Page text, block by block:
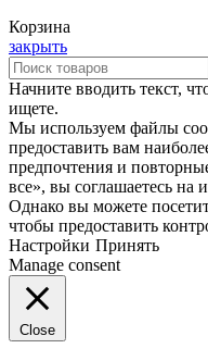
Корзина
закрыть
Начните вводить текст,
ищете.
Мы используем файлы
предоставить вам
предпочтения и
все», вы соглашаетесь
Однако вы можете
чтобы предоставить
Настройки Принять
Manage consent
Close